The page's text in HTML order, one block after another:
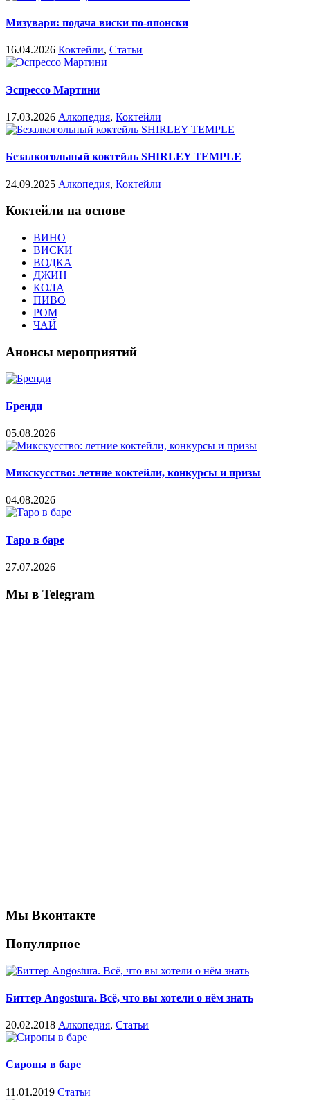
Мизувари: подача виски по-японски
16.04.2026 Коктейли, Статьи
Эспрессо Мартини
17.03.2026 Алкопедия, Коктейли
Безалкогольный коктейль SHIRLEY TEMPLE
24.09.2025 Алкопедия, Коктейли
Коктейли на основе
ВИНО
ВИСКИ
ВОДКА
ДЖИН
КОЛА
ПИВО
РОМ
ЧАЙ
Анонсы мероприятий
Бренди
05.08.2026
Микскусство: летние коктейли, конкурсы и призы
04.08.2026
Таро в баре
27.07.2026
Мы в Telegram
Мы Вконтакте
Популярное
Биттер Angostura. Всё, что вы хотели о нём знать
20.02.2018 Алкопедия, Статьи
Сиропы в баре
11.01.2019 Статьи